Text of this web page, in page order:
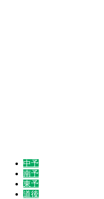
中予
南予
東予
道後